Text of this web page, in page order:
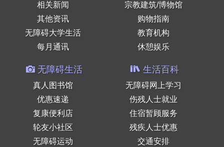
相关新闻
其他资讯
无障碍大学生活
每月通讯
宗教建筑/博物馆
购物指南
教育机构
休憩娱乐
无障碍生活
真人图书馆
优惠速递
复康便利店
轮友小社区
无障碍运动
生活百科
无障碍网上学习
伤残人士就业
住宿暂顾服务
残疾人士优惠
交通安排